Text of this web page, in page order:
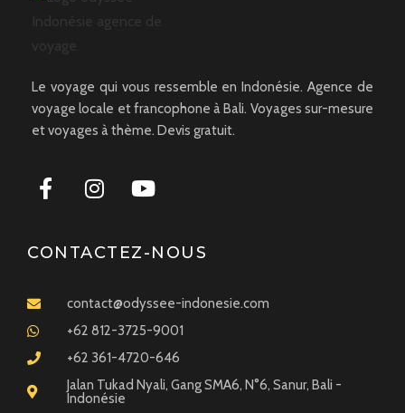
Le voyage qui vous ressemble en Indonésie. Agence de
voyage locale et francophone à Bali. Voyages sur-mesure
et voyages à thème. Devis gratuit.
CONTACTEZ-NOUS
contact@odyssee-indonesie.com
+62 812-3725-9001
+62 361-4720-646
Jalan Tukad Nyali, Gang SMA6, N°6, Sanur, Bali -
Indonésie